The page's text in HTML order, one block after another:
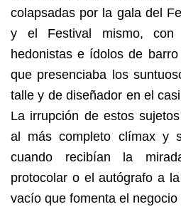
colapsadas por la gala del
y el Festival mismo,
hedonistas e ídolos de
que presenciaba los
talle y de diseñador en el
La irrupción de estos
al más completo clímax y
cuando recibían la
protocolar o el autógrafo a
vacío que fomenta el